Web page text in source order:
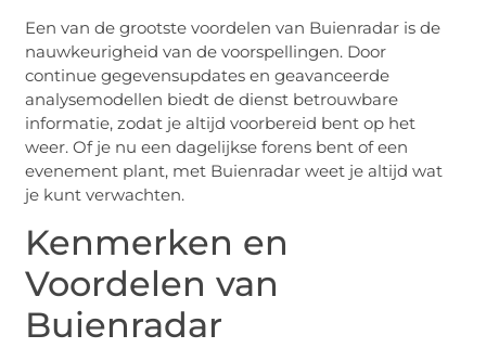
Een van de grootste voordelen van Buienradar is de
nauwkeurigheid van de voorspellingen. Door
continue gegevensupdates en geavanceerde
analysemodellen biedt de dienst betrouwbare
informatie, zodat je altijd voorbereid bent op het
weer. Of je nu een dagelijkse forens bent of een
evenement plant, met Buienradar weet je altijd wat
je kunt verwachten.
Kenmerken en
Voordelen van
Buienradar